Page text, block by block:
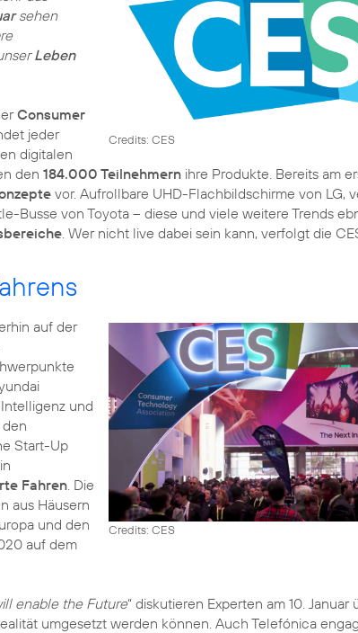
Credits: CES
sehen
Leben
Consumer
jeder
digitalen
den 184.000 Teilnehmern ihre Produkte. Bereits am
vor. Aufrollbare UHD-Flachbildschirme von LG,
Busse von Toyota – diese und viele weitere Trends
. Wer nicht live dabei sein kann, verfolgt die
Credits: CES
auf der
und
Start-Up
Fahren. Die
aus Häusern
und den
auf dem
enable the Future“ diskutieren Experten am 10. Januar
umgesetzt werden können. Auch Telefónica